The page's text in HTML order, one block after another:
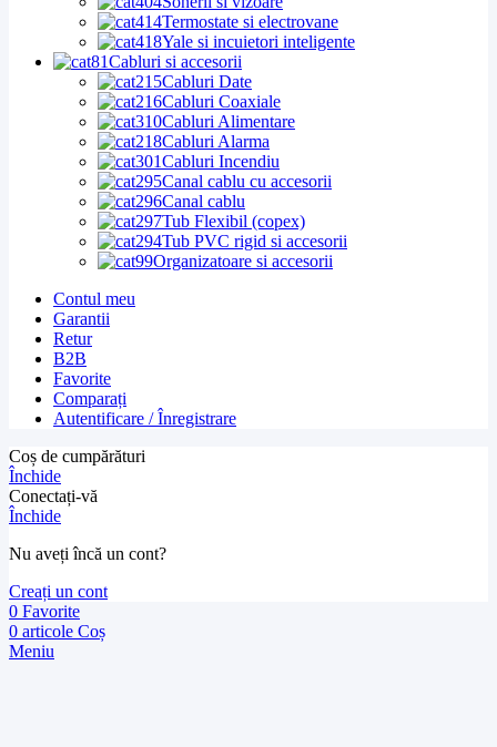
Termostate si electrovane
Yale si incuietori inteligente
Cabluri si accesorii
Cabluri Date
Cabluri Coaxiale
Cabluri Alimentare
Cabluri Alarma
Cabluri Incendiu
Canal cablu cu accesorii
Canal cablu
Tub Flexibil (copex)
Tub PVC rigid si accesorii
Organizatoare si accesorii
Contul meu
Garantii
Retur
B2B
Favorite
Comparați
Autentificare / Înregistrare
Coș de cumpărături
Închide
Conectați-vă
Închide
Nu aveți încă un cont?
Creați un cont
0 Favorite
0 articole Coș
Meniu